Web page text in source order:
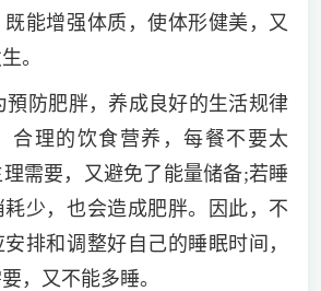
能增强体质，使体形健美，又
。
預防肥胖，养成良好的生活规律
合理的饮食营养，每餐不要太
需要，又避免了能量储备;若睡
耗少，也会造成肥胖。因此，不
排和调整好自己的睡眠时间，
，又不能多睡。